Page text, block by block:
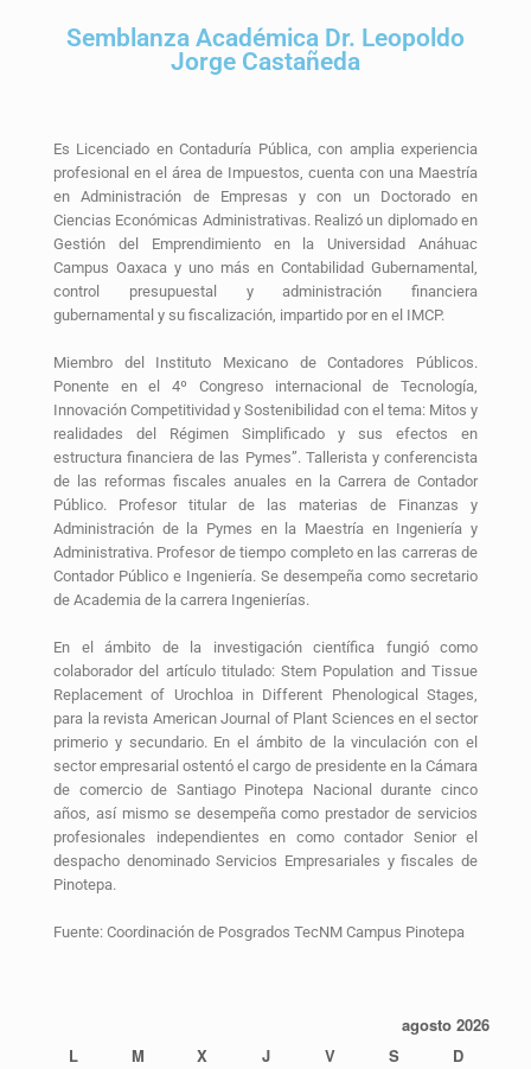
Semblanza Académica Dr. Leopoldo
Jorge Castañeda
Es Licenciado en Contaduría Pública, con amplia experiencia
profesional en el área de Impuestos, cuenta con una Maestría
en Administración de Empresas y con un Doctorado en
Ciencias Económicas Administrativas. Realizó un diplomado en
Gestión del Emprendimiento en la Universidad Anáhuac
Campus Oaxaca y uno más en Contabilidad Gubernamental,
control presupuestal y administración financiera
gubernamental y su fiscalización, impartido por en el IMCP.
Miembro del Instituto Mexicano de Contadores Públicos.
Ponente en el 4º Congreso internacional de Tecnología,
Innovación Competitividad y Sostenibilidad con el tema: Mitos y
realidades del Régimen Simplificado y sus efectos en
estructura financiera de las Pymes”. Tallerista y conferencista
de las reformas fiscales anuales en la Carrera de Contador
Público. Profesor titular de las materias de Finanzas y
Administración de la Pymes en la Maestría en Ingeniería y
Administrativa. Profesor de tiempo completo en las carreras de
Contador Público e Ingeniería. Se desempeña como secretario
de Academia de la carrera Ingenierías.
En el ámbito de la investigación científica fungió como
colaborador del artículo titulado: Stem Population and Tissue
Replacement of Urochloa in Different Phenological Stages,
para la revista American Journal of Plant Sciences en el sector
primerio y secundario. En el ámbito de la vinculación con el
sector empresarial ostentó el cargo de presidente en la Cámara
de comercio de Santiago Pinotepa Nacional durante cinco
años, así mismo se desempeña como prestador de servicios
profesionales independientes en como contador Senior el
despacho denominado Servicios Empresariales y fiscales de
Pinotepa.
Fuente: Coordinación de Posgrados TecNM Campus Pinotepa
agosto 2026
L
M X J V S
D